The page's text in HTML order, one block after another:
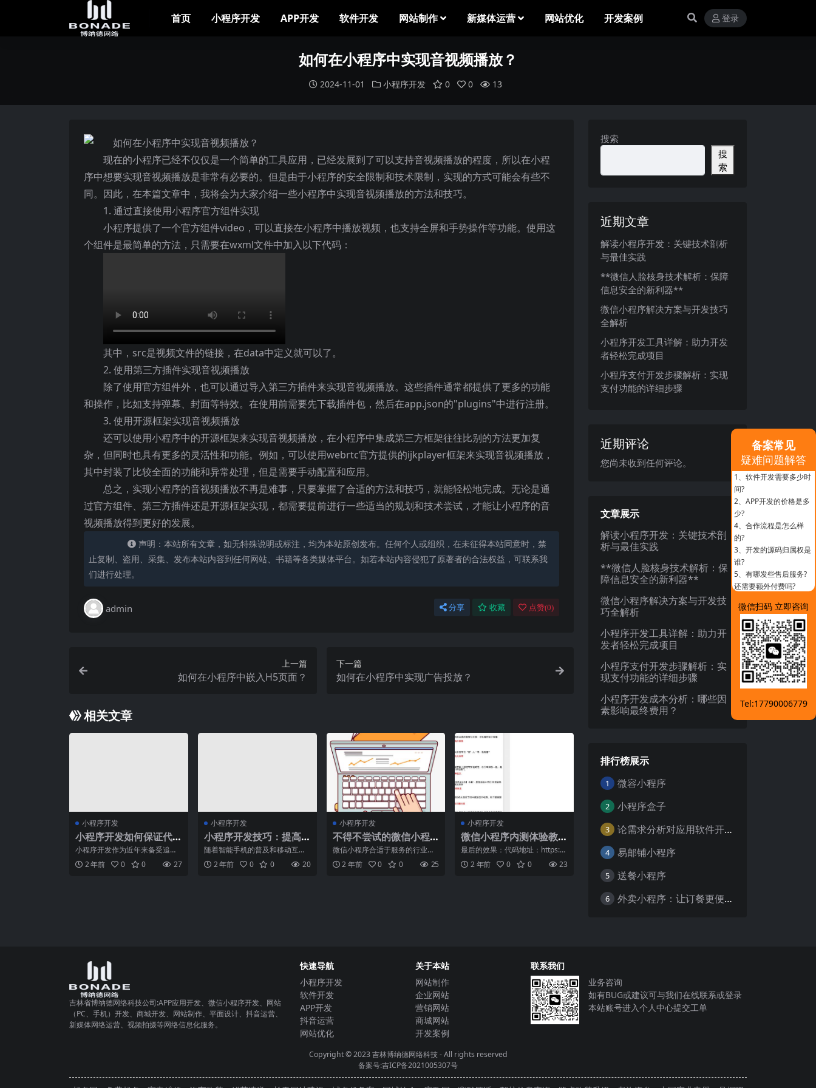
首页 小程序开发 APP开发 软件开发 网站制作 新媒体运营 网站优化 开发案例 登录
如何在小程序中实现音视频播放？
2024-11-01 小程序开发 0 0 13
现在的小程序已经不仅仅是一个简单的工具应用，已经发展到了可以支持音视频播放的程度，所以在小程
序中想要实现音视频播放是非常有必要的。但是由于小程序的安全限制和技术限制，实现的方式可能会有些不
同。因此，在本篇文章中，我将会为大家介绍一些小程序中实现音视频播放的方法和技巧。
1. 通过直接使用小程序官方组件实现
小程序提供了一个官方组件video，可以直接在小程序中播放视频，也支持全屏和手势操作等功能。使用这
个组件是最简单的方法，只需要在wxml文件中加入以下代码：
其中，src是视频文件的链接，在data中定义就可以了。
2. 使用第三方插件实现音视频播放
除了使用官方组件外，也可以通过导入第三方插件来实现音视频播放。这些插件通常都提供了更多的功能
和操作，比如支持弹幕、封面等特效。在使用前需要先下载插件包，然后在app.json的"plugins"中进行注册。
3. 使用开源框架实现音视频播放
还可以使用小程序中的开源框架来实现音视频播放，在小程序中集成第三方框架往往比别的方法更加复
杂，但同时也具有更多的灵活性和功能。例如，可以使用webrtc官方提供的ijkplayer框架来实现音视频播放，
其中封装了比较全面的功能和异常处理，但是需要手动配置和应用。
总之，实现小程序的音视频播放不再是难事，只要掌握了合适的方法和技巧，就能轻松地完成。无论是通
过官方组件、第三方插件还是开源框架实现，都需要提前进行一些适当的规划和技术尝试，才能让小程序的音
视频播放得到更好的发展。
声明：本站所有文章，如无特殊说明或标注，均为本站原创发布。任何个人或组织，在未征得本站同意时，禁
止复制、盗用、采集、发布本站内容到任何网站、书籍等各类媒体平台。如若本站内容侵犯了原著者的合法权益，可联系我
们进行处理。
admin 分享 收藏 点赞(0)
上一篇
如何在小程序中嵌入H5页面？
下一篇
如何在小程序中实现广告投放？
相关文章
小程序开发
小程序开发如何保证代
码质量？
小程序开发作为近年来备受追捧
的一项技术，已经在各个行业得
到了广泛应用。然而，与其
2 年前 0 0 27
小程序开发
小程序开发技巧：提高
小程序应用的用户体验
随着智能手机的普及和移动互联
网的快速发展，小程序已经成为
了人们日常生活中不可或缺
2 年前 0 0 20
小程序开发
不得不尝试的微信小程
序对商家企业是机遇
微信小程序合适于服务的行业，
如电商行业，微信小程序是新零
售的最好媒介，微信小程序
2 年前 0 0 25
小程序开发
微信小程序内测体验教
程：列表的上拉加载和
下拉刷新的实现...
最后的效果：代码地址：https://
github.com/lidong1665
2 年前 0 0 23
搜索
搜
索
近期文章
解读小程序开发：关键技术剖析
与最佳实践
**微信人脸核身技术解析：保障
信息安全的新利器**
微信小程序解决方案与开发技巧
全解析
小程序开发工具详解：助力开发
者轻松完成项目
小程序支付开发步骤解析：实现
支付功能的详细步骤
近期评论
您尚未收到任何评论。
文章展示
解读小程序开发：关键技术剖
析与最佳实践
**微信人脸核身技术解析：保
障信息安全的新利器**
微信小程序解决方案与开发技
巧全解析
小程序开发工具详解：助力开
发者轻松完成项目
小程序支付开发步骤解析：实
现支付功能的详细步骤
小程序开发成本分析：哪些因
素影响最终费用？
排行榜展示
1 微容小程序
2 小程序盒子
3 论需求分析对应用软件开发的重要性
4 易邮铺小程序
5 送餐小程序
6 外卖小程序：让订餐更便捷，吃货的福音
吉林省博纳德网络科技公司:APP应用开发、微信小程序开发、网站
（PC、手机）开发、商城开发、网站制作、平面设计、抖音运营、
新媒体网络运营、视频拍摄等网络信息化服务。
快速导航
小程序开发
软件开发
APP开发
抖音运营
网站优化
关于本站
网站制作
企业网站
营销网站
商城网站
开发案例
联系我们
业务咨询
如有BUG或建议可与我们在线联系或登录
本站账号进入个人中心提交工单
Copyright © 2023吉林博纳德网络科技- All rights reserved
备案号:吉ICP备2021005307号
备案常见
疑难问题解答
1、 软件开发需要多少时
间?
2、 APP开发的价格是多
少?
4、 合作流程是怎么样
的?
3、 开发的源码归属权是
谁?
5、 有哪发些售后服务?
还需要额外付费吗?
微信扫码 立即咨询
Tel:17790006779